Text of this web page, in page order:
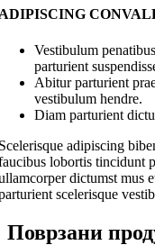
Vestibulum
parturient
Abitur parturient
vestibulum hendre.
Diam parturient
adipiscing
lobortis tincidunt
dictumst mus
scelerisque
Поврзани